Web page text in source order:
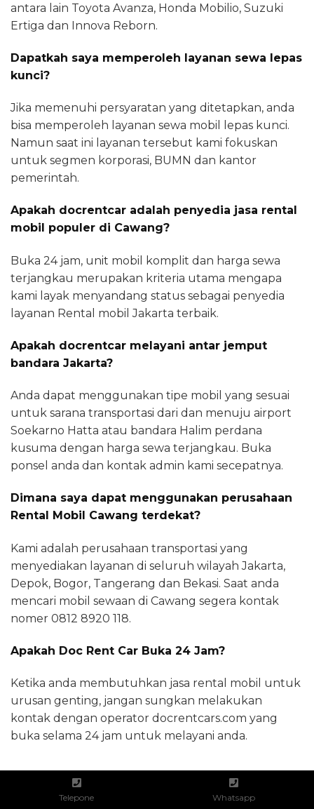
antara lain Toyota Avanza, Honda Mobilio, Suzuki
Ertiga dan Innova Reborn.
Dapatkah saya memperoleh layanan sewa lepas
kunci?
Jika memenuhi persyaratan yang ditetapkan, anda
bisa memperoleh layanan sewa mobil lepas kunci.
Namun saat ini layanan tersebut kami fokuskan
untuk segmen korporasi, BUMN dan kantor
pemerintah.
Apakah docrentcar adalah penyedia jasa rental
mobil populer di Cawang?
Buka 24 jam, unit mobil komplit dan harga sewa
terjangkau merupakan kriteria utama mengapa
kami layak menyandang status sebagai penyedia
layanan Rental mobil Jakarta terbaik.
Apakah docrentcar melayani antar jemput
bandara Jakarta?
Anda dapat menggunakan tipe mobil yang sesuai
untuk sarana transportasi dari dan menuju airport
Soekarno Hatta atau bandara Halim perdana
kusuma dengan harga sewa terjangkau. Buka
ponsel anda dan kontak admin kami secepatnya.
Dimana saya dapat menggunakan perusahaan
Rental Mobil Cawang terdekat?
Kami adalah perusahaan transportasi yang
menyediakan layanan di seluruh wilayah Jakarta,
Depok, Bogor, Tangerang dan Bekasi. Saat anda
mencari mobil sewaan di Cawang segera kontak
nomer 0812 8920 118.
Apakah Doc Rent Car Buka 24 Jam?
Ketika anda membutuhkan jasa rental mobil untuk
urusan genting, jangan sungkan melakukan
kontak dengan operator docrentcars.com yang
buka selama 24 jam untuk melayani anda.
WhatsApp
Telepone
Whatsapp